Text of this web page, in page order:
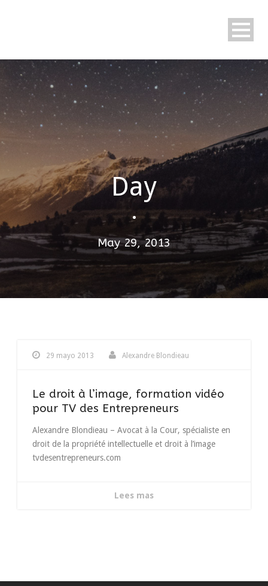
Day
•
May 29, 2013
29 mayo 2013 Alexandre Blondieau
Le droit à l’image, formation vidéo
pour TV des Entrepreneurs
Alexandre Blondieau – Avocat à la Cour, spécialiste en
droit de la propriété intellectuelle et droit à l’image
tvdesentrepreneurs.com
Lees mas